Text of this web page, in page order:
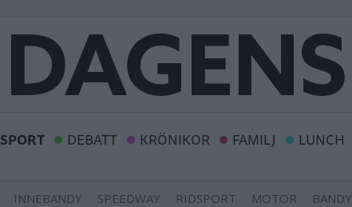
SPORT DEBATT KRÖNIKOR FAMILJ LUNCH
INNEBANDY SPEEDWAY RIDSPORT MOTOR
BANDY